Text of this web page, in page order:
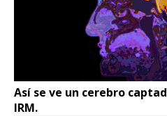
Así se ve un cerebro
IRM.